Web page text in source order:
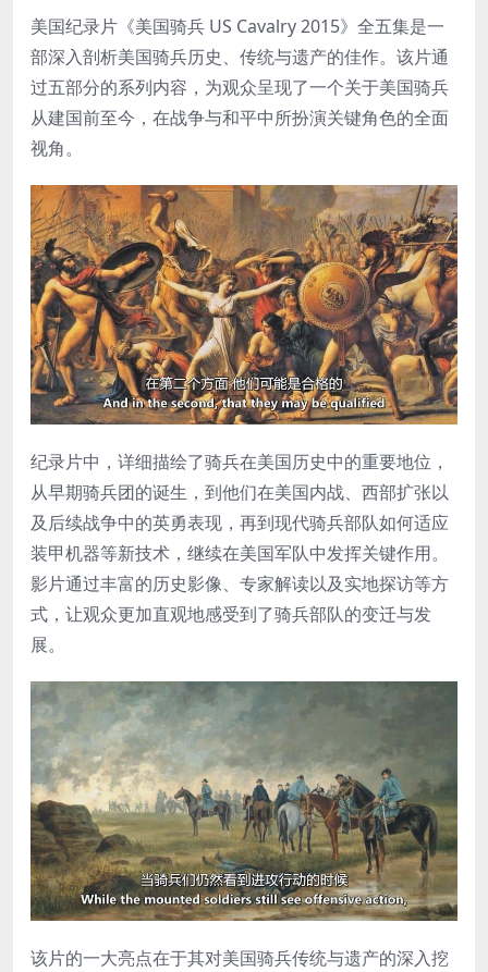
美国纪录片《美国骑兵 US Cavalry 2015》全五集是一
部深入剖析美国骑兵历史、传统与遗产的佳作。该片通
过五部分的系列内容，为观众呈现了一个关于美国骑兵
从建国前至今，在战争与和平中所扮演关键角色的全面
视角。
纪录片中，详细描绘了骑兵在美国历史中的重要地位，
从早期骑兵团的诞生，到他们在美国内战、西部扩张以
及后续战争中的英勇表现，再到现代骑兵部队如何适应
装甲机器等新技术，继续在美国军队中发挥关键作用。
影片通过丰富的历史影像、专家解读以及实地探访等方
式，让观众更加直观地感受到了骑兵部队的变迁与发
展。
该片的一大亮点在于其对美国骑兵传统与遗产的深入挖